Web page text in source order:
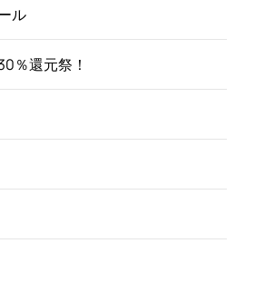
ル
％還元祭！